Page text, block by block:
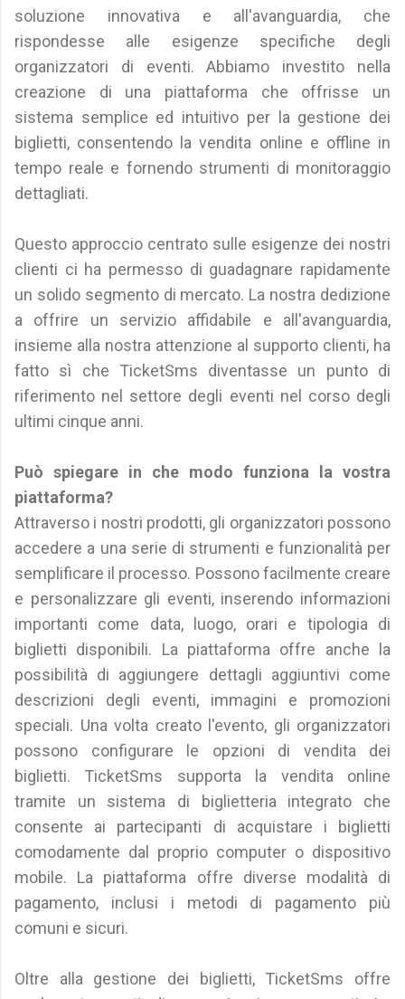
soluzione innovativa e all'avanguardia, che
rispondesse alle esigenze specifiche degli
organizzatori di eventi. Abbiamo investito nella
creazione di una piattaforma che offrisse un
sistema semplice ed intuitivo per la gestione dei
biglietti, consentendo la vendita online e offline in
tempo reale e fornendo strumenti di monitoraggio
dettagliati.
Questo approccio centrato sulle esigenze dei nostri
clienti ci ha permesso di guadagnare rapidamente
un solido segmento di mercato. La nostra dedizione
a offrire un servizio affidabile e all'avanguardia,
insieme alla nostra attenzione al supporto clienti, ha
fatto sì che TicketSms diventasse un punto di
riferimento nel settore degli eventi nel corso degli
ultimi cinque anni.
Può spiegare in che modo funziona la vostra
piattaforma?
Attraverso i nostri prodotti, gli organizzatori possono
accedere a una serie di strumenti e funzionalità per
semplificare il processo. Possono facilmente creare
e personalizzare gli eventi, inserendo informazioni
importanti come data, luogo, orari e tipologia di
biglietti disponibili. La piattaforma offre anche la
possibilità di aggiungere dettagli aggiuntivi come
descrizioni degli eventi, immagini e promozioni
speciali. Una volta creato l'evento, gli organizzatori
possono configurare le opzioni di vendita dei
biglietti. TicketSms supporta la vendita online
tramite un sistema di biglietteria integrato che
consente ai partecipanti di acquistare i biglietti
comodamente dal proprio computer o dispositivo
mobile. La piattaforma offre diverse modalità di
pagamento, inclusi i metodi di pagamento più
comuni e sicuri.
Oltre alla gestione dei biglietti, TicketSms offre